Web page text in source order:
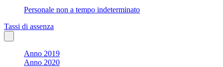
Personale non a tempo indeterminato
Tassi di assenza
Anno 2019
Anno 2020